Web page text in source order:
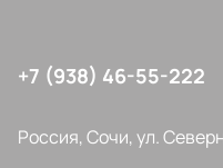
+7 (938) 46-55-222
Россия, Сочи, ул.